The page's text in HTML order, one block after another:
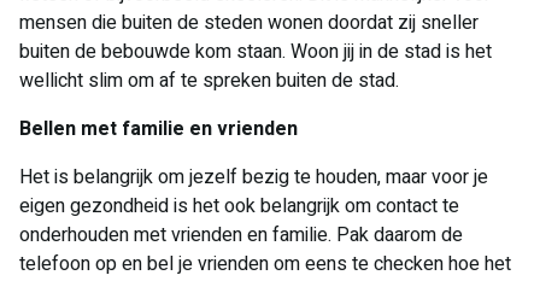
mensen die buiten de steden wonen doordat zij sneller
buiten de bebouwde kom staan. Woon jij in de stad is het
wellicht slim om af te spreken buiten de stad.
Bellen met familie en vrienden
Het is belangrijk om jezelf bezig te houden, maar voor je
eigen gezondheid is het ook belangrijk om contact te
onderhouden met vrienden en familie. Pak daarom de
telefoon op en bel je vrienden om eens te checken hoe het